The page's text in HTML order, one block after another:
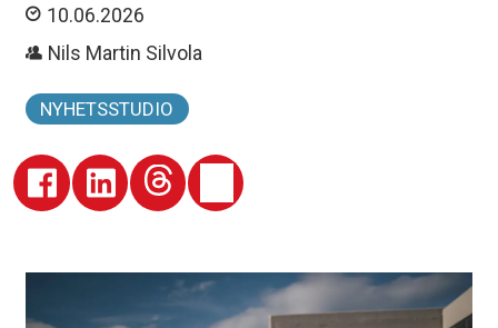
10.06.2026
Nils Martin Silvola
NYHETSSTUDIO